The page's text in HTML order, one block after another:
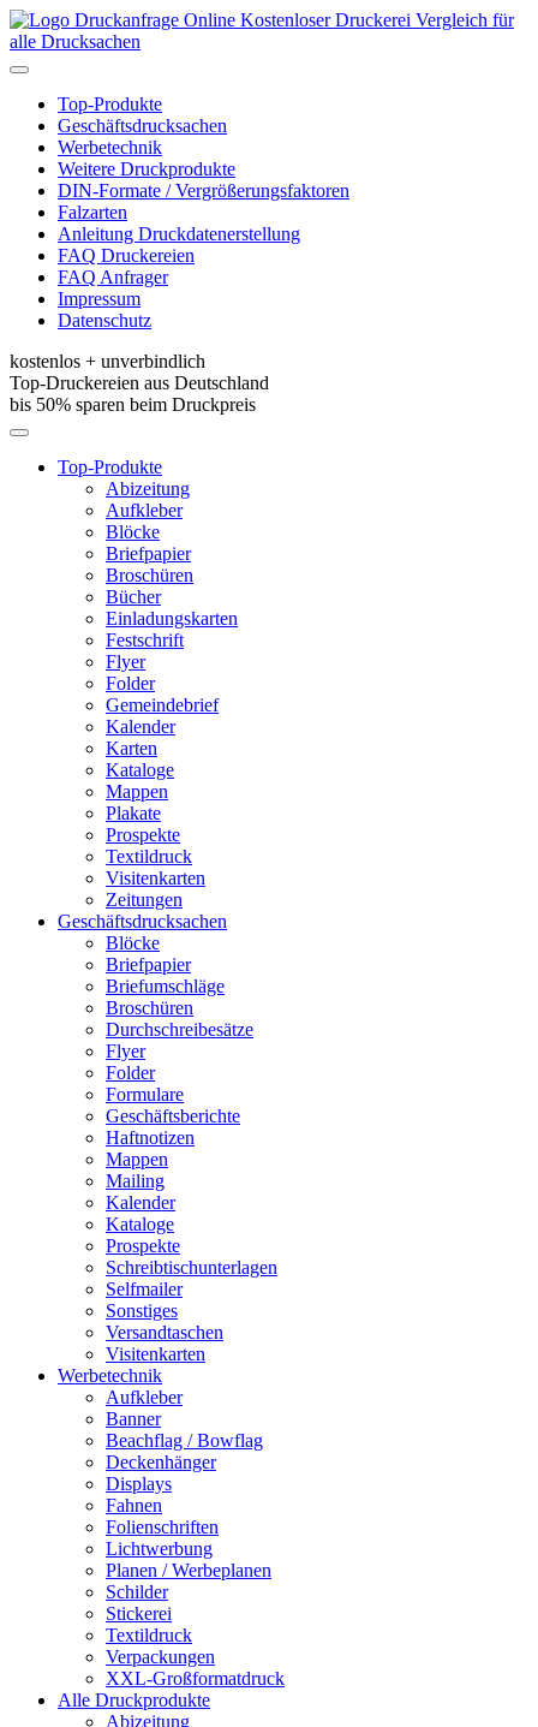
Kostenloser Druckerei Vergleich für
alle Drucksachen
Toggle
navigationTop-Produkte
Geschäftsdrucksachen
Werbetechnik
Weitere Druckprodukte
DIN-Formate / Vergrößerungsfaktoren
Falzarten
Anleitung Druckdatenerstellung
FAQ Druckereien
FAQ Anfrager
Impressum
Datenschutz
kostenlos + unverbindlich
Top-Druckereien aus Deutschland
bis 50% sparen beim Druckpreis
Toggle
navigationTop-Produkte
Abizeitung
Aufkleber
Blöcke
Briefpapier
Broschüren
Bücher
Einladungskarten
Festschrift
Flyer
Folder
Gemeindebrief
Kalender
Karten
Kataloge
Mappen
Plakate
Prospekte
Textildruck
Visitenkarten
Zeitungen
Geschäftsdrucksachen
Blöcke
Briefpapier
Briefumschläge
Broschüren
Durchschreibesätze
Flyer
Folder
Formulare
Geschäftsberichte
Haftnotizen
Mappen
Mailing
Kalender
Kataloge
Prospekte
Schreibtischunterlagen
Selfmailer
Sonstiges
Versandtaschen
Visitenkarten
Werbetechnik
Aufkleber
Banner
Beachflag / Bowflag
Deckenhänger
Displays
Fahnen
Folienschriften
Lichtwerbung
Planen / Werbeplanen
Schilder
Stickerei
Textildruck
Verpackungen
XXL-Großformatdruck
Alle Druckprodukte
Abizeitung